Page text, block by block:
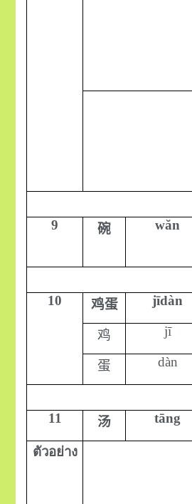
9 碗 wăn
10 鸡蛋 jīdàn
鸡 jī
蛋 dàn
11 汤 tāng
ตัวอย่าง